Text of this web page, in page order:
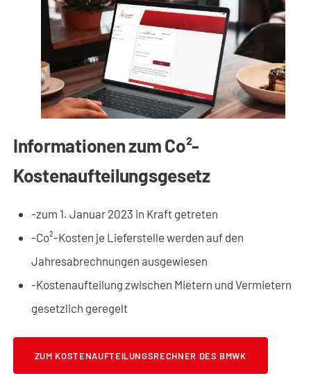
Informationen zum Co²-
Kostenaufteilungsgesetz
-zum 1. Januar 2023 in Kraft getreten
-Co²-Kosten je Lieferstelle werden auf den
Jahresabrechnungen ausgewiesen
-Kostenaufteilung zwischen Mietern und Vermietern
gesetzlich geregelt
ZUM KOSTENAUFTEILUNGSRECHNER DES BMWK